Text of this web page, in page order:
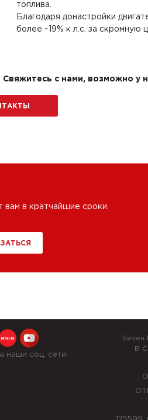
топлива.
Благодаря донастройки
более ~19% к л.с. за скромную
с нами, возможно у
в кратчайшие сроки.
наши соц. сети
Seven
B